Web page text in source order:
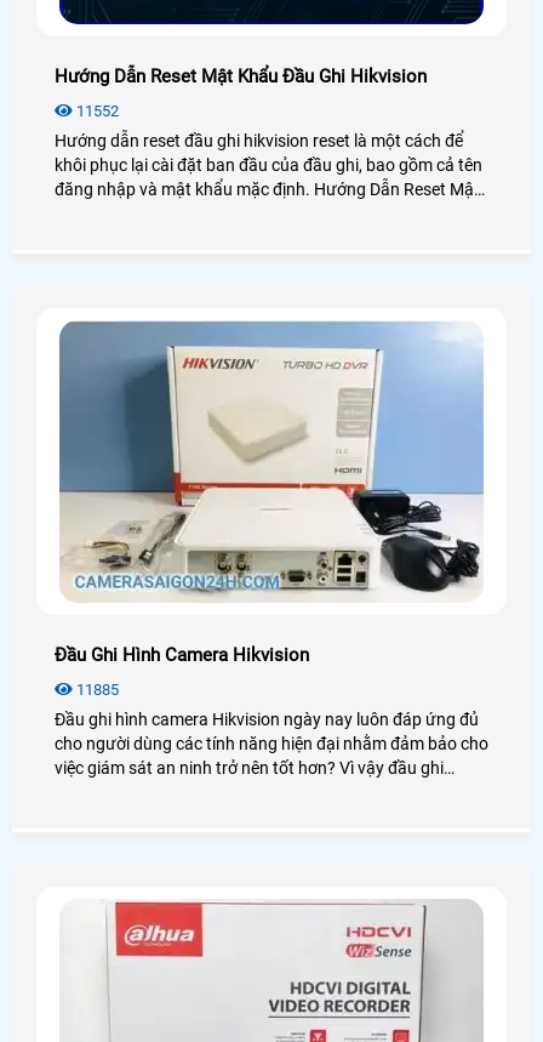
Hướng Dẫn Reset Mật Khẩu Đầu Ghi Hikvision
11552
Hướng dẫn reset đầu ghi hikvision reset là một cách để
khôi phục lại cài đặt ban đầu của đầu ghi, bao gồm cả tên
đăng nhập và mật khẩu mặc định. Hướng Dẫn Reset Mật
Đầu Ghi Hình Camera Hikvision
11885
Đầu ghi hình camera Hikvision ngày nay luôn đáp ứng đủ
cho người dùng các tính năng hiện đại nhằm đảm bảo cho
việc giám sát an ninh trở nên tốt hơn? Vì vậy đầu ghi